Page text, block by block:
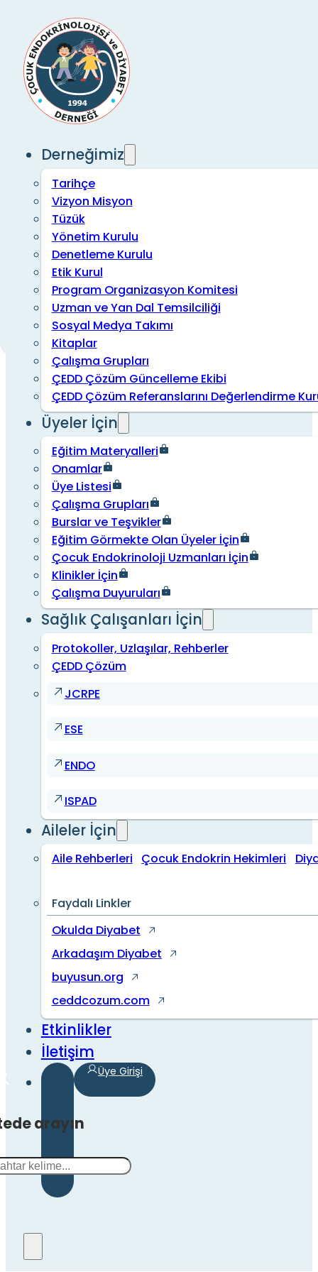
Derneğimiz
Tarihçe
Vizyon Misyon
Tüzük
Yönetim Kurulu
Denetleme Kurulu
Etik Kurul
Program Organizasyon Komitesi
Uzman ve Yan Dal Temsilciliği
Sosyal Medya Takımı
Kitaplar
Çalışma Grupları
ÇEDD Çözüm Güncelleme Ekibi
ÇEDD Çözüm Referanslarını Değerlendirme
Üyeler İçin
Eğitim Materyalleri
Onamlar
Üye Listesi
Çalışma Grupları
Burslar ve Teşvikler
Eğitim Görmekte Olan Üyeler İçin
Çocuk Endokrinoloji Uzmanları İçin
Klinikler İçin
Çalışma Duyuruları
Sağlık Çalışanları İçin
Protokoller, Uzlaşılar, Rehberler
ÇEDD Çözüm
JCRPE
ESE
ENDO
ISPAD
Aileler İçin
Aile Rehberleri Çocuk Endokrin Hekimleri
Faydalı Linkler
Okulda Diyabet
Arkadaşım Diyabet
buyusun.org
ceddcozum.com
Etkinlikler
İletişim
arayın
Üye Girişi